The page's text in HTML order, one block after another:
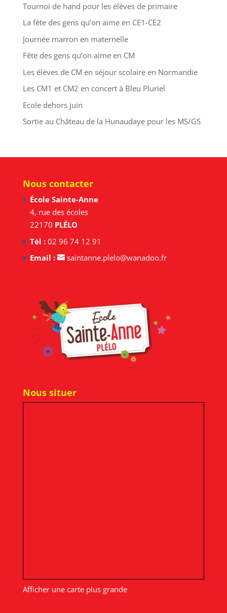
Tournoi de hand pour les élèves de primaire
La fête des gens qu’on aime en CE1-CE2
Journée marron en maternelle
Fête des gens qu’on aime en CM
Les élèves de CM en séjour scolaire en Normandie
Les CM1 et CM2 en concert à Bleu Pluriel
Ecole dehors juin
Sortie au Château de la Hunaudaye pour les MS/GS
Nous contacter
École Sainte-Anne
4, rue des écoles
22170 PLÉLO
Tél :02 96 74 12 91
Email :
saintanne.plelo@wanadoo.fr
Nous situer
Afficher une carte plus grande